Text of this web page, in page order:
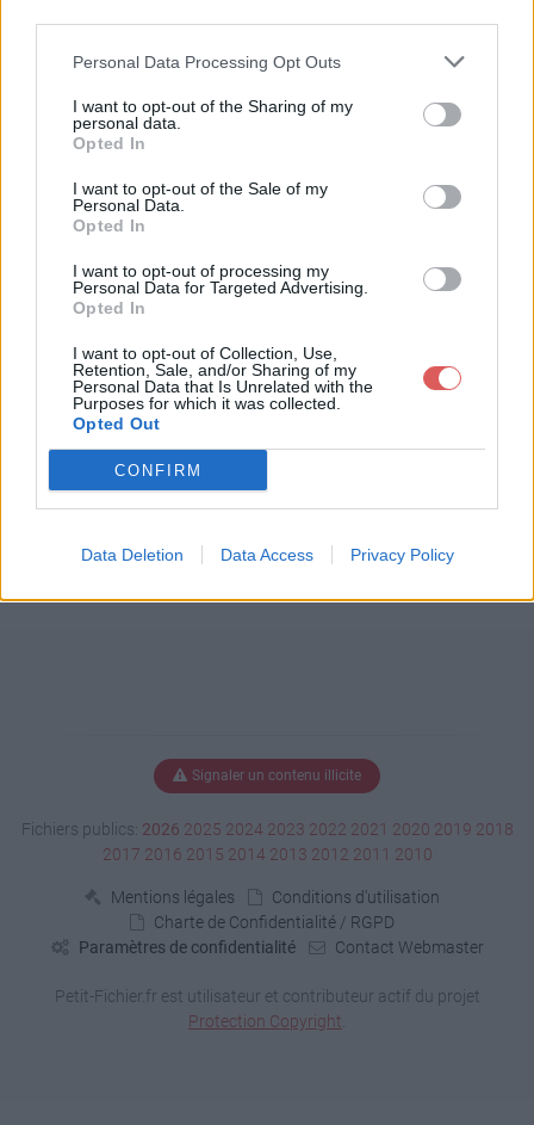
Personal Data Processing Opt Outs
I want to opt-out of the Sharing of my
personal data.
Opted In
I want to opt-out of the Sale of my
Personal Data.
Opted In
I want to opt-out of processing my
Personal Data for Targeted Advertising.
Opted In
I want to opt-out of Collection, Use,
Retention, Sale, and/or Sharing of my
Personal Data that Is Unrelated with the
Purposes for which it was collected.
Opted Out
CONFIRM
Data Deletion Data Access Privacy Policy
Télécharger le fichier 2021 B Atte
ntion and Love-1-FusionFR-Sag1
-2-3-4-GB.pdf
Télécharger 2021 B Attention and
Love-1-FusionFR-Sag1-2-3-4-GB.p
df
Signaler un contenu illicite
Fichiers publics: 2026 2025 2024 2023 2022 2021 2020 2019 2018
2017 2016 2015 2014 2013 2012 2011 2010
Mentions légales
Conditions d'utilisation
Charte de Confidentialité / RGPD
Paramètres de confidentialité
Contact Webmaster
Petit-Fichier.fr est utilisateur et contributeur actif du projet
Protection Copyright